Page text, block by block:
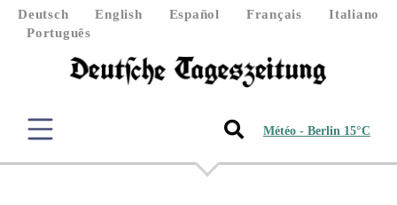
Deutsch English Español Français
Italiano
Português
Météo - Berlin 15°C